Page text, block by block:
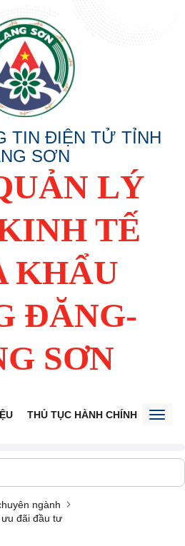
TIN ĐIỆN TỬ TỈNH
SƠN
LÝ
TẾ
KHẨU
ĐĂNG-
SƠN
THỦ TỤC HÀNH CHÍNH TIẾP
ngành
đãi đầu tư